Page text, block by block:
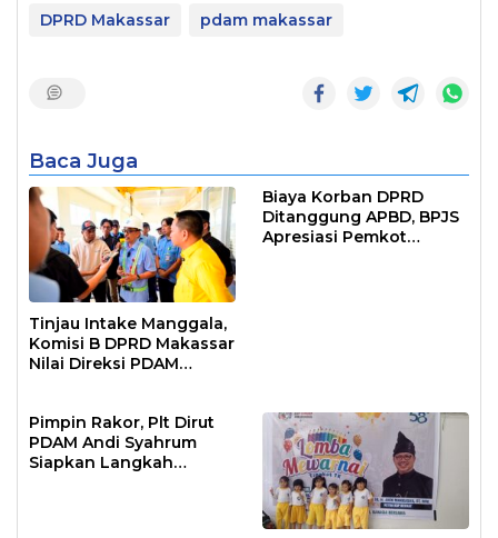
DPRD Makassar pdam makassar
Baca Juga
Tinjau Intake Manggala,
Komisi B DPRD Makassar
Nilai Direksi PDAM
Biaya Korban DPRD
Ditanggung APBD, BPJS
Apresiasi Pemkot
Pimpin Rakor, Plt Dirut
PDAM Andi Syahrum
Siapkan Langkah